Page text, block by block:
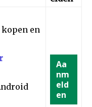
en
Aa
nm
eld
en